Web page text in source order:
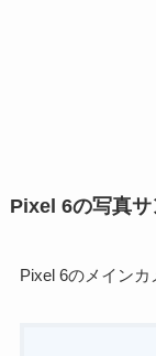
Pixel 6の写真
Pixel 6のメインカ